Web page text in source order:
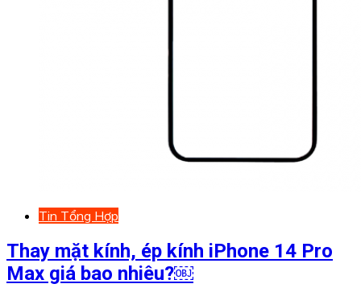
Tin Tổng Hợp
Thay mặt kính, ép kính iPhone 14 Pro
Max giá bao nhiêu?￼